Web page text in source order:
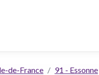
de-France 91 - Essonne